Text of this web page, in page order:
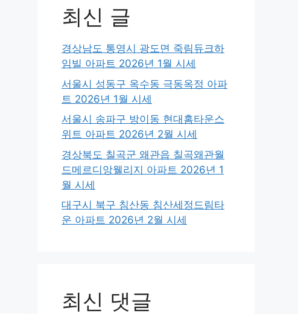
최신 글
경상남도 통영시 광도면 죽림듀크하
임빌 아파트 2026년 1월 시세
서울시 성동구 옥수동 극동옥정 아파
트 2026년 1월 시세
서울시 송파구 방이동 현대홈타운스
위트 아파트 2026년 2월 시세
경상북도 칠곡군 왜관읍 칠곡왜관월
드메르디앙웰리지 아파트 2026년 1
월 시세
대구시 북구 침산동 침산세정드림타
운 아파트 2026년 2월 시세
최신 댓글